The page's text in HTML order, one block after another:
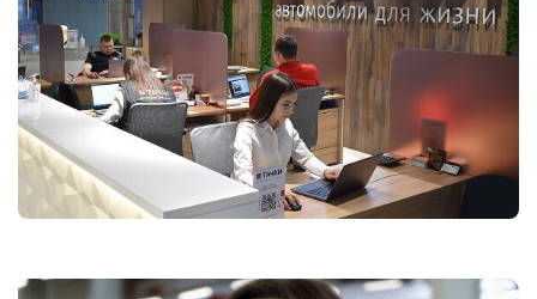
УЗНАТЬ ЦЕНУ
Даю согласие на обработку
персональных данных
ОФОРМИТЬ ОНЛАЙН